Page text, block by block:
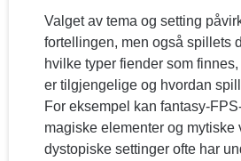
Valget av tema og setting
fortellingen, men også spillets
hvilke typer fiender som
er tilgjengelige og hvordan
For eksempel kan fantasy-
magiske elementer og mytiske
dystopiske settinger ofte har